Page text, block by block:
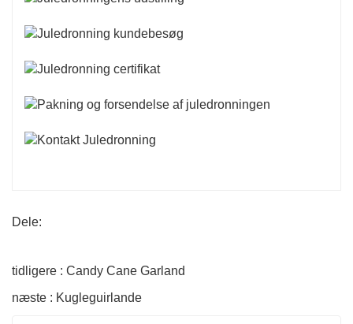
Dele:
tidligere : Candy Cane Garland
næste : Kugleguirlande